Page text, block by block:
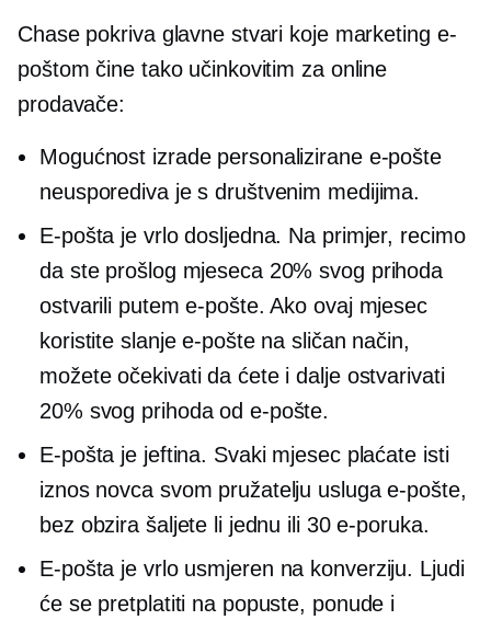
Chase pokriva glavne stvari koje marketing e-
poštom čine tako učinkovitim za online
prodavače:
Mogućnost izrade personalizirane e-pošte
neusporediva je s društvenim medijima.
E-pošta je vrlo dosljedna. Na primjer, recimo
da ste prošlog mjeseca 20% svog prihoda
ostvarili putem e-pošte. Ako ovaj mjesec
koristite slanje e-pošte na sličan način,
možete očekivati ​​da ćete i dalje ostvarivati ​​
20% svog prihoda od e-pošte.
E-pošta je jeftina. Svaki mjesec plaćate isti
iznos novca svom pružatelju usluga e-pošte,
bez obzira šaljete li jednu ili 30 e-poruka.
E-pošta je vrlo usmjeren na konverziju. Ljudi
će se pretplatiti na popuste, ponude i